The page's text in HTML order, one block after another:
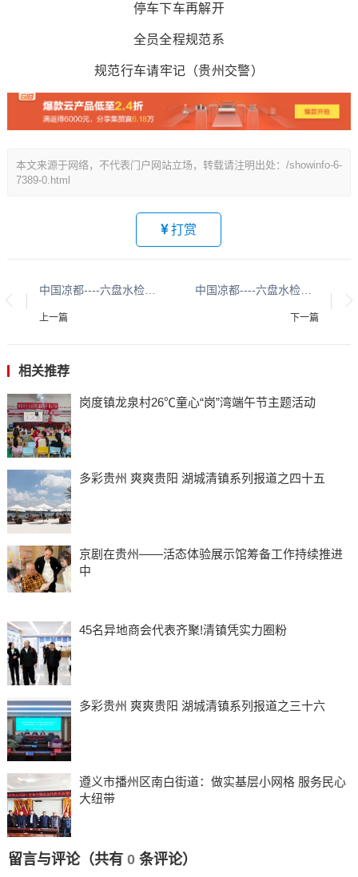
停车下车再解开
全员全程规范系
规范行车请牢记（贵州交警）
本文来源于网络，不代表门户网站立场，转载请注明出处：/showinfo-6-
7389-0.html
打赏
中国凉都----六盘水检察人系列报道之七十三
上一篇
中国凉都----六盘水检察人系列报道之七十七
下一篇
相关推荐
岗度镇龙泉村26℃童心“岗”湾端午节主题活动
多彩贵州 爽爽贵阳 湖城清镇系列报道之四十五
京剧在贵州——活态体验展示馆筹备工作持续推进
中
45名异地商会代表齐聚!清镇凭实力圈粉
多彩贵州 爽爽贵阳 湖城清镇系列报道之三十六
遵义市播州区南白街道：做实基层小网格 服务民心
大纽带
留言与评论（共有 0条评论）